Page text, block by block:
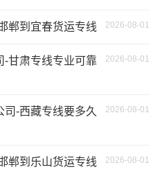
2026-08-01
郸到宜春货运专线
2026-08-01
-甘肃专线专业可靠
2026-08-01
-西藏专线要多久
2026-08-01
郸到乐山货运专线